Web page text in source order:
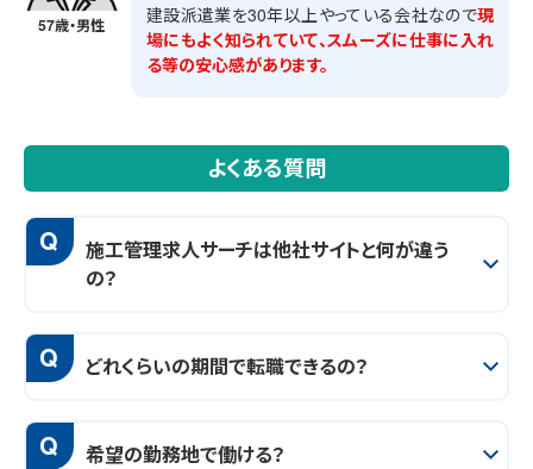
57歳・男性 建設派遣業を30年以上やっている会社なので現
場にもよく知られていて、スムーズに仕事に入れ
る等の安心感があります。
よくある質問
Q
施工管理求人サーチは他社サイトと何が違う
の？
Q どれくらいの期間で転職できるの？
Q 希望の勤務地で働ける？